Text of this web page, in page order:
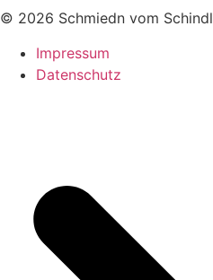
© 2026 Schmiedn vom Schindl
Impressum
Datenschutz